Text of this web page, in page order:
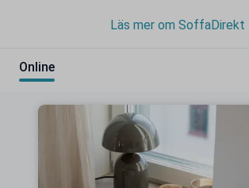
Läs mer om SoffaDirekt
Online